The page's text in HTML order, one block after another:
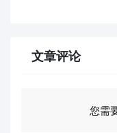
文章评论
您需